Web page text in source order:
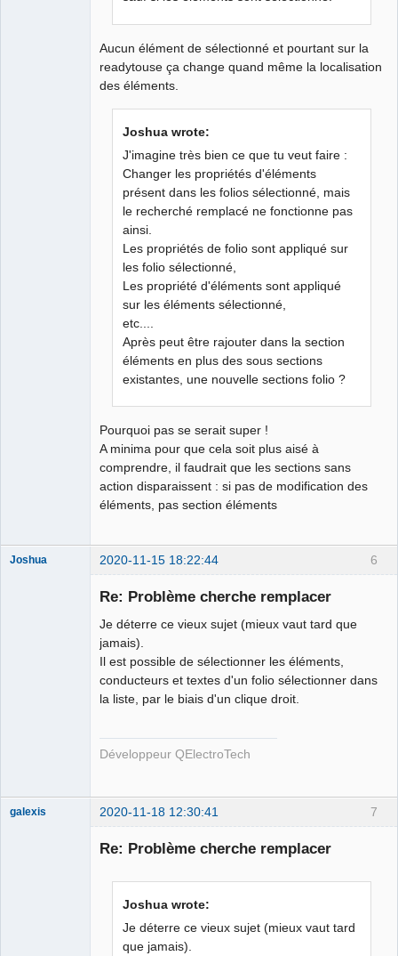
Aucun élément de sélectionné et pourtant sur la
readytouse ça change quand même la localisation
des éléments.
Joshua wrote:
J'imagine très bien ce que tu veut faire :
Changer les propriétés d'éléments
présent dans les folios sélectionné, mais
le recherché remplacé ne fonctionne pas
ainsi.
Les propriétés de folio sont appliqué sur
les folio sélectionné,
Les propriété d'éléments sont appliqué
sur les éléments sélectionné,
etc....
Après peut être rajouter dans la section
éléments en plus des sous sections
existantes, une nouvelle sections folio ?
Pourquoi pas se serait super !
A minima pour que cela soit plus aisé à
comprendre, il faudrait que les sections sans
action disparaissent : si pas de modification des
éléments, pas section éléments
6
Joshua 2020-11-15 18:22:44
Re: Problème cherche remplacer
Je déterre ce vieux sujet (mieux vaut tard que
jamais).
Il est possible de sélectionner les éléments,
conducteurs et textes d'un folio sélectionner dans
la liste, par le biais d'un clique droit.
Développeur QElectroTech
7
galexis 2020-11-18 12:30:41
Re: Problème cherche remplacer
Joshua wrote:
Je déterre ce vieux sujet (mieux vaut tard
que jamais).